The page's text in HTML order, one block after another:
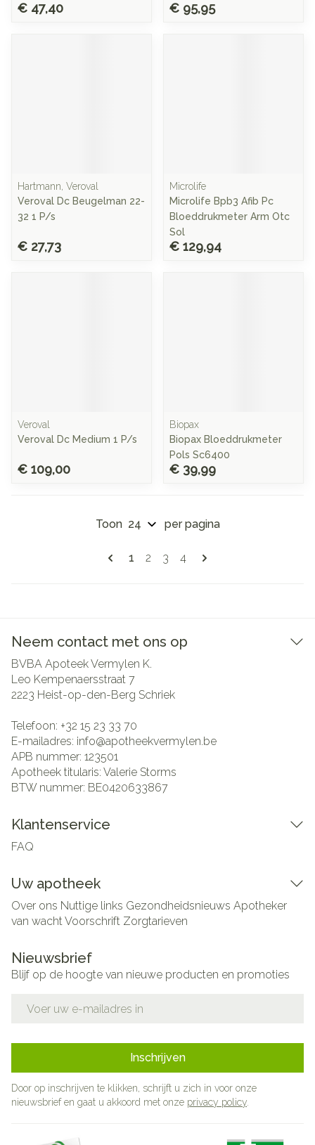
€ 47,40 € 95,95
Hartmann, Veroval
Veroval Dc Beugelman 22-
32 1 P/s
€ 27,73
Microlife
Microlife Bpb3 Afib Pc
Bloeddrukmeter Arm Otc
Sol
€ 129,94
Veroval
Veroval Dc Medium 1 P/s
€ 109,00
Biopax
Biopax Bloeddrukmeter
Pols Sc6400
€ 39,99
Pagina's
U lees momenteel pagina
1 Pagina
2 Pagina
3 Pagina
4
Toon per pagina
Neem contact met ons op
BVBA Apoteek Vermylen K.
Leo Kempenaersstraat 7
2223 Heist-op-den-Berg Schriek
Telefoon: +32 15 23 33 70
E-mailadres: info@apotheekvermylen.be
APB nummer: 123501
Apotheek titularis: Valerie Storms
BTW nummer: BE0420633867
Klantenservice
FAQ
Uw apotheek
Over ons Nuttige links Gezondheidsnieuws Apotheker
van wachtVoorschrift Zorgtarieven
Nieuwsbrief
Blijf op de hoogte van nieuwe producten en promoties
Inschrijven
Door op inschrijven te klikken, schrijft u zich in voor onze
nieuwsbrief en gaat u akkoord met onze privacy policy